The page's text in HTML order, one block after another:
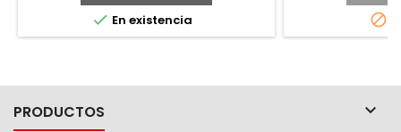
 En existencia 
PRODUCTOS 